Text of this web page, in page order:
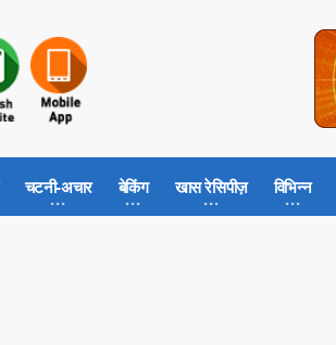
चटनी-अचार बेकिंग खास रेसिपीज़ विभिन्न